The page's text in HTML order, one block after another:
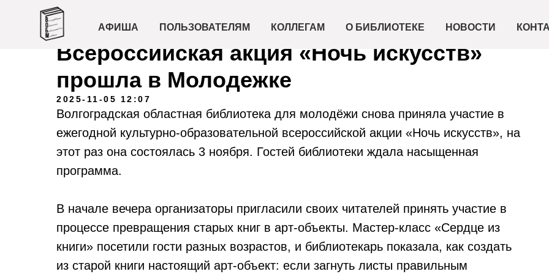
АФИША ПОЛЬЗОВАТЕЛЯМ КОЛЛЕГАМ О БИБЛИОТЕКЕ НОВОСТИ
Всероссийская акция «Ночь искусств»
прошла в Молодежке
2025-11-05 12:07
Волгоградская областная библиотека для молодёжи снова приняла участие в
ежегодной культурно-образовательной всероссийской акции «Ночь искусств», на
этот раз она состоялась 3 ноября. Гостей библиотеки ждала насыщенная
программа.
В начале вечера организаторы пригласили своих читателей принять участие в
процессе превращения старых книг в арт-объекты. Мастер-класс «Сердце из
книги» посетили гости разных возрастов, и библиотекарь показала, как создать
из старой книги настоящий арт-объект: если загнуть листы правильным